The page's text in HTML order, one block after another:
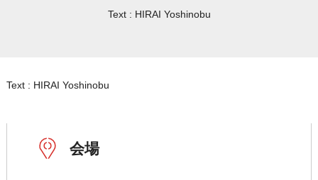
Text : HIRAI Yoshinobu
Text : HIRAI Yoshinobu
会場